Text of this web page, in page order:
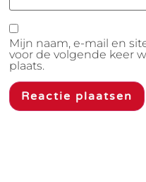
Mijn naam, e-mail en
voor de volgende keer
plaats.